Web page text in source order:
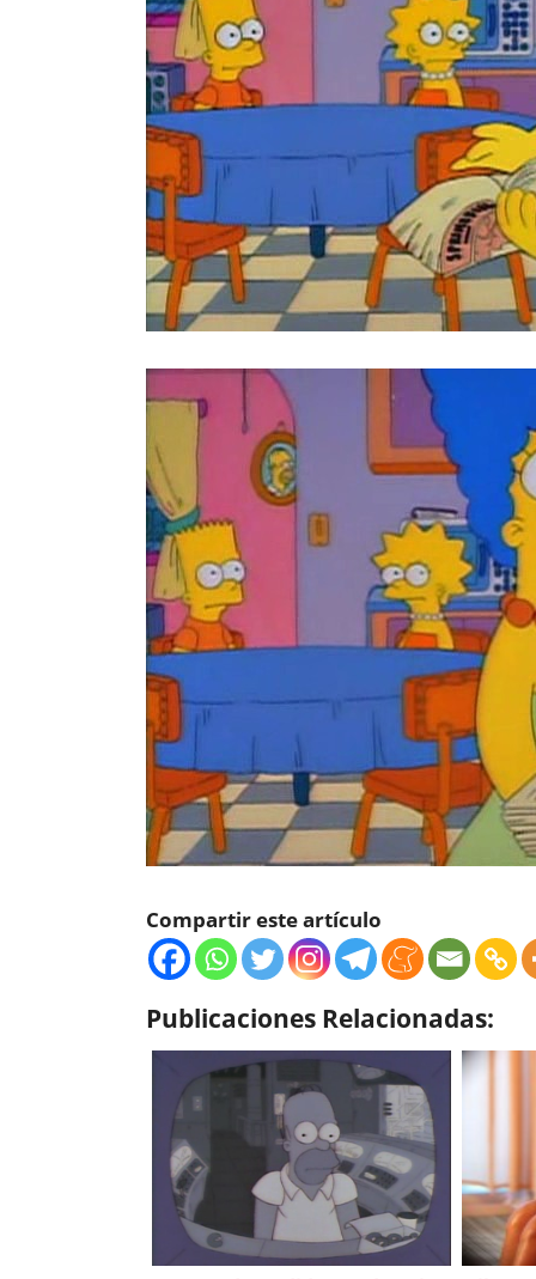
Compartir este artículo
Publicaciones Relacionadas: